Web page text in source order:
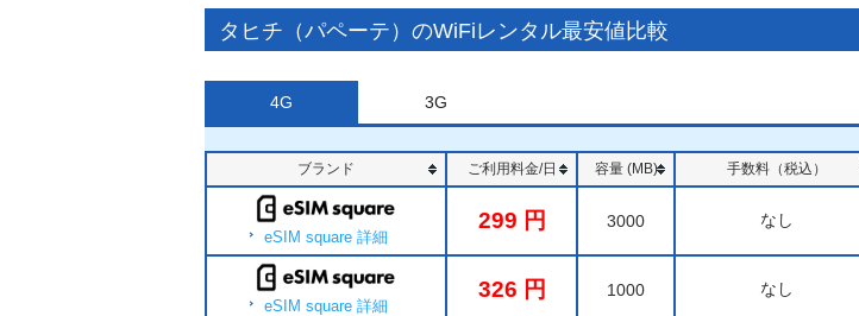
タヒチ（パペーテ）のWiFiレンタル最安値比較
4G 3G
ブランド ご利用料金/日 容量 (MB) 手数料（税込）
eSIM square 詳細
299 3000 なし
eSIM square 詳細
326 1000 なし